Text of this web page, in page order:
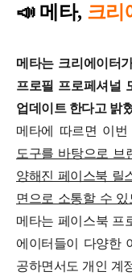
📣 메타, 크리
메타는 크리에이터
프로필 프로페셔널
업데이트 한다고 밝
메타에 따르면 이번
도구를 바탕으로 브
양해진 페이스북 릴
면으로 소통할 수
메타는 페이스북 프
에이터들이 다양한
공하면서도 개인 계